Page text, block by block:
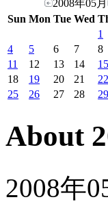
2008年05月
Sun Mon Tue Wed
1
4
5 6 7 8
11
12 13 14 15
18
19 20 21 22
25
26 27 28 29
About
2008年